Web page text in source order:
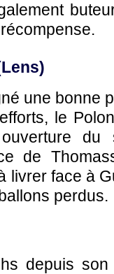
une bonne
le
du
de
livrer face à
perdus.
depuis